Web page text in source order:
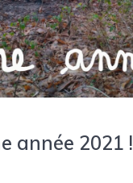
année 2021 !